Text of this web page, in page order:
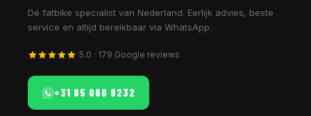
Dé fatbike specialist van Nederland. Eerlijk advies, beste
service en altijd bereikbaar via WhatsApp.
5.0 · 179 Google reviews
+31 85 060 9232